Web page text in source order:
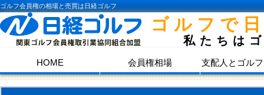
ゴルフ会員権の相場と売買は日経ゴルフ
ゴルフで
私たちは
HOME 会員権相場 支配人とゴル